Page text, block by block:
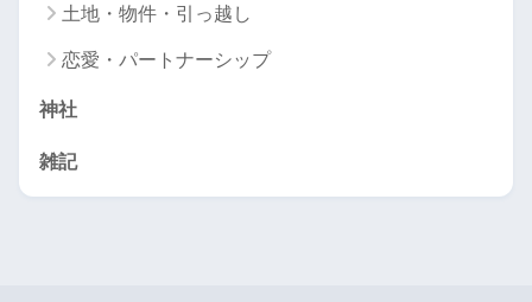
土地・物件・引っ越し
恋愛・パートナーシップ
神社
雑記